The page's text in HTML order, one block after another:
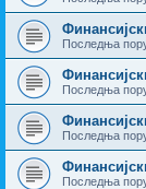
Последња
Последња
Последња
Последња